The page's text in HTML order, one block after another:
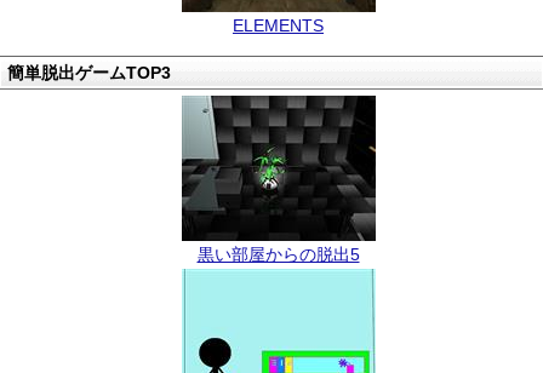
ELEMENTS
簡単脱出ゲームTOP3
黒い部屋からの脱出5